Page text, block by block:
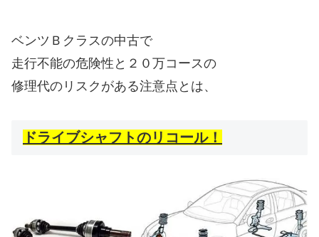
ベンツＢクラスの中古で
走行不能の危険性と２０万コースの
修理代のリスクがある注意点とは、
ドライブシャフトのリコール！